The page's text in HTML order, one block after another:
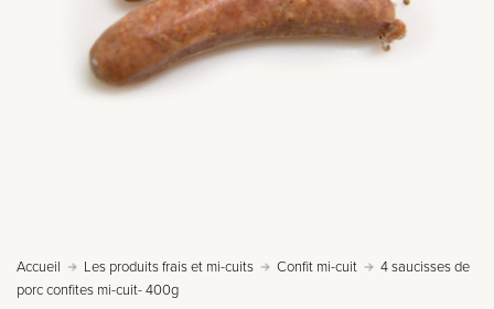
Accueil Les produits frais et mi-cuits Confit mi-cuit
4 saucisses de
porc confites mi-cuit- 400g